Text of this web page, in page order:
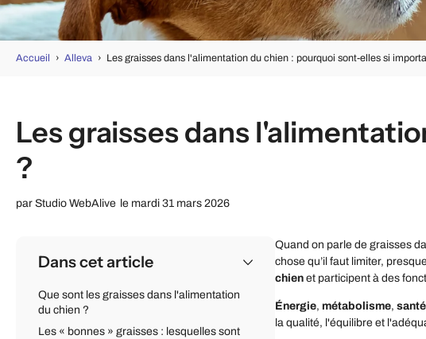
Accueil › Alleva › Les graisses dans l'alimentation du chien : pourquoi sont-elles si
Les graisses dans
?
par Studio WebAlive le mardi 31 mars 2026
Dans cet article
Que sont les graisses dans l'alimentation
du chien ?
Les « bonnes » graisses : lesquelles sont
Quand on parle de graisses
chose qu’il faut limiter,
chien et participent à des
Énergie, métabolisme,
la qualité, l'équilibre et